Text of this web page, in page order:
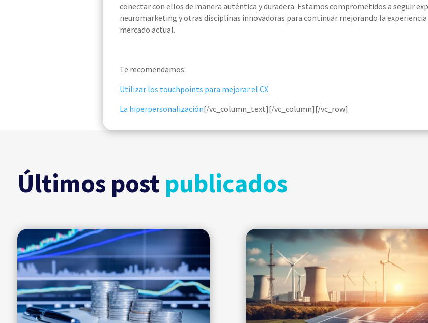
conectar con ellos de manera auténtica y duradera. Estamos comprometidos a seguir
neuromarketing y otras disciplinas innovadoras para continuar mejorando la
mercado actual.
Te recomendamos:
Utilizar los touchpoints para mejorar el CX
La hiperpersonalización[/vc_column_text][/vc_column][/vc_row]
Últimos post publicados